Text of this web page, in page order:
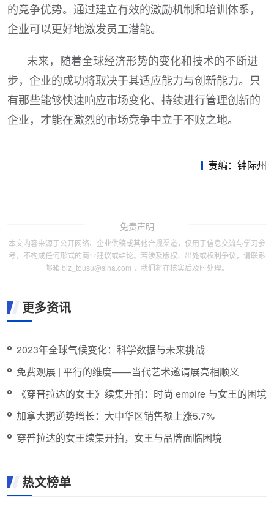
的竞争优势。通过建立有效的激励机制和培训体系，
企业可以更好地激发员工潜能。
未来，随着全球经济形势的变化和技术的不断进
步，企业的成功将取决于其适应能力与创新能力。只
有那些能够快速响应市场变化、持续进行管理创新的
企业，才能在激烈的市场竞争中立于不败之地。
责编：钟际州
免责声明
本文内容来源于公开网络、企业供稿或其他合规渠道，仅用于信息交流与学习参
考，不构成任何形式的商业建议或结论。若涉及版权、出处或权利争议，请联系
邮箱 biz_tousu@sina.com ，我们将在核实后及时处理。
更多资讯
2023年全球气候变化：科学数据与未来挑战
免费观展 | 平行的维度——当代艺术邀请展亮相顺义
《穿普拉达的女王》续集开拍：时尚 empire 与女王的困境
加拿大鹅逆势增长：大中华区销售额上涨5.7%
穿普拉达的女王续集开拍，女王与品牌面临困境
热文榜单